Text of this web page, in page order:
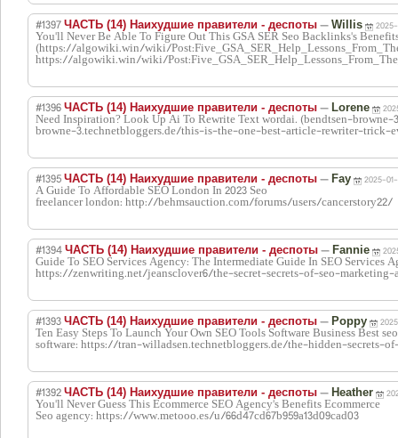
#1397 ЧАСТЬ (14) Наихудшие правители - деспоты — Willis
You'll Never Be Able To Figure Out This GSA SER Seo Backlinks's
(https://algowiki.win/wiki/
https://algowiki.win/wiki/
#1396 ЧАСТЬ (14) Наихудшие правители - деспоты — Lorene
Need Inspiration? Look Up Ai To Rewrite Text wordai. (bendtsen-
browne-3.technetbloggers.de/this-is-the-one-best-article-rewriter-
#1395 ЧАСТЬ (14) Наихудшие правители - деспоты — Fay 2025-
A Guide To Affordable SEO London In 2023 Seo
freelancer london: http://behmsauction.com/forums/users/cancerstory22/
#1394 ЧАСТЬ (14) Наихудшие правители - деспоты — Fannie
Guide To SEO Services Agency: The Intermediate Guide In SEO Services
https://zenwriting.net/jeansclover6/the-secret-secrets-of-seo-marketing-
#1393 ЧАСТЬ (14) Наихудшие правители - деспоты — Poppy
Ten Easy Steps To Launch Your Own SEO Tools Software Business Best
software: https://tran-willadsen.technetbloggers.de/the-hidden-secrets-
#1392 ЧАСТЬ (14) Наихудшие правители - деспоты — Heather
You'll Never Guess This Ecommerce SEO Agency's Benefits Ecommerce
Seo agency: https://www.metooo.es/u/66d47cd67b959a13d09cad03